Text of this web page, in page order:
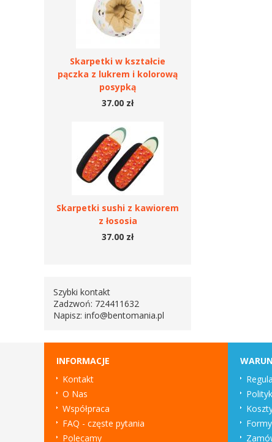
Skarpetki w kształcie
pączka z lukrem i kolorową
posypką
37.00 zł
Skarpetki sushi z kawiorem
z łososia
37.00 zł
Szybki kontakt
Zadzwoń: 724411632
Napisz: info@bentomania.pl
INFORMACJE
Kontakt
O Nas
Współpraca
FAQ - częste pytania
Polecamy